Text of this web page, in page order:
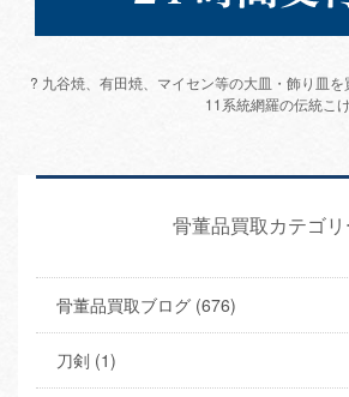
? 九谷焼、有田焼、マイセン等の大皿・飾り皿を
11系統網羅の伝統こ
骨董品買取カテゴ
骨董品買取ブログ (676)
刀剣 (1)